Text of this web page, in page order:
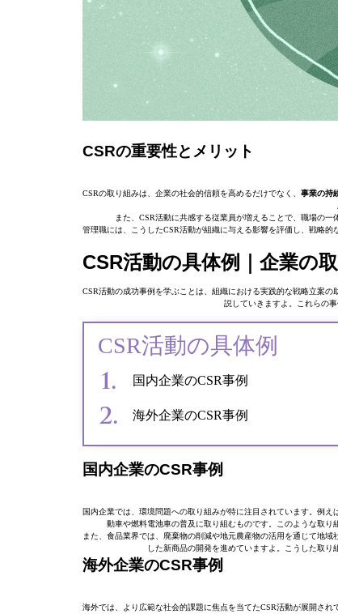
CSRの重要性とメリット
CSRの取り組みは、企業の社会的信頼を高めるだけでなく、 事業の持
また、CSR活動に共感する従業員が増えることで、職場の一
管理職には、こうしたCSR活動が組織に与える影響を評価し、戦略的
CSR活動の具体例｜企業の
CSR活動の成功事例を学ぶことは、組織における実践的な戦略立案
説していきますよ。これらの
CSR活動の具体例
国内企業のCSR事例
海外企業のCSR事例
国内企業のCSR事例
国内企業では、環境問題への取り組みが特に注目されています。例
動車や燃料電池車の普及に取り組むものです。このような取り
また、食品業界では、廃棄物の削減や地元農産物の活用を通じて地
した新商品の開発を進めていますよ。こうした取り
海外企業のCSR事例
海外では、より広範な社会的課題に焦点を当てたCSR活動が展開さ